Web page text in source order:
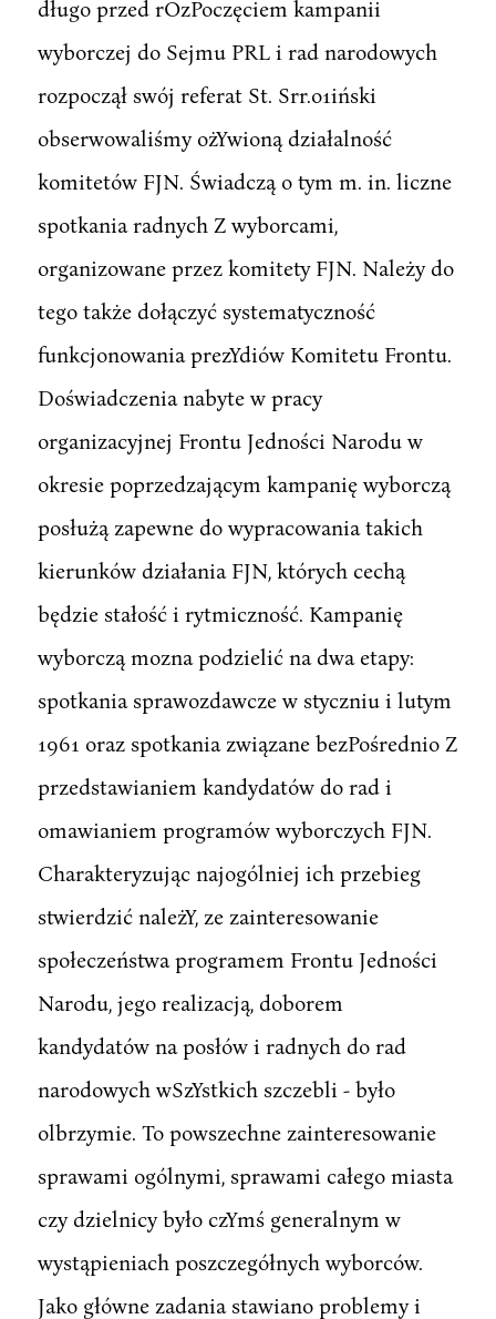
długo przed rOzPoczęciem kampanii
wyborczej do Sejmu PRL i rad narodowych
rozpoczął swój referat St. Srr.o1iński
obserwowaliśmy ożYwioną działalność
komitetów FJN. Świadczą o tym m. in. liczne
spotkania radnych Z wyborcami,
organizowane przez komitety FJN. Należy do
tego także dołączyć systematyczność
funkcjonowania prezYdiów Komitetu Frontu.
Doświadczenia nabyte w pracy
organizacyjnej Frontu Jedności Narodu w
okresie poprzedzającym kampanię wyborczą
posłużą zapewne do wypracowania takich
kierunków działania FJN, których cechą
będzie stałość i rytmiczność. Kampanię
wyborczą mozna podzielić na dwa etapy:
spotkania sprawozdawcze w styczniu i lutym
1961 oraz spotkania związane bezPośrednio Z
przedstawianiem kandydatów do rad i
omawianiem programów wyborczych FJN.
Charakteryzując najogólniej ich przebieg
stwierdzić należY, ze zainteresowanie
społeczeństwa programem Frontu Jedności
Narodu, jego realizacją, doborem
kandydatów na posłów i radnych do rad
narodowych wSzYstkich szczebli - było
olbrzymie. To powszechne zainteresowanie
sprawami ogólnymi, sprawami całego miasta
czy dzielnicy było czYmś generalnym w
wystąpieniach poszczegółnych wyborców.
Jako główne zadania stawiano problemy i